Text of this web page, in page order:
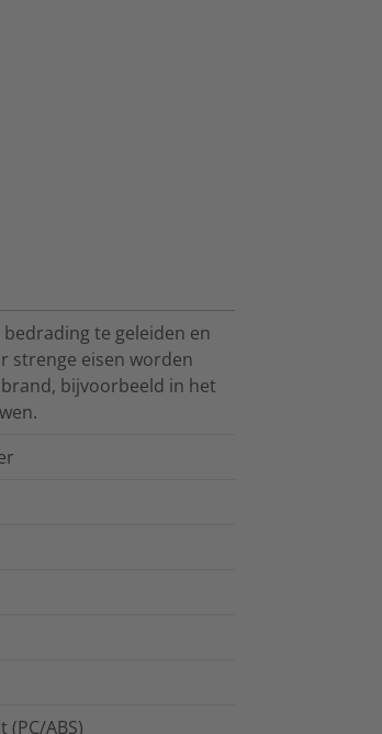
te geleiden en
strenge eisen worden
bijvoorbeeld in het
ABS)